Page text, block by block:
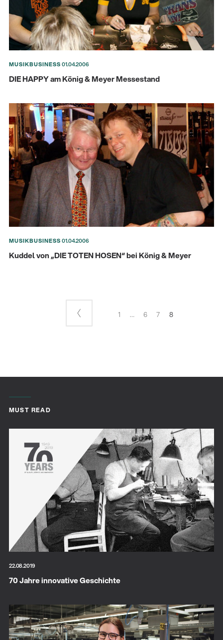
MUSIKBUSINESS01.04.2006
DIE HAPPY am König & Meyer Messestand
MUSIKBUSINESS01.04.2006
Kuddel von „DIE TOTEN HOSEN“ bei König & Meyer
1 … 6 7 8
MUST READ
22.08.2019
70 Jahre innovative Geschichte